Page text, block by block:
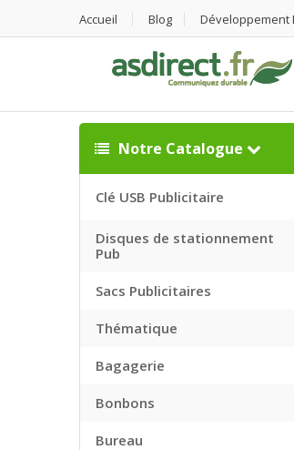
Accueil Blog Développement
Notre Catalogue
Clé USB Publicitaire
Disques de stationnement
Pub
Sacs Publicitaires
Thématique
Bagagerie
Bonbons
Bureau